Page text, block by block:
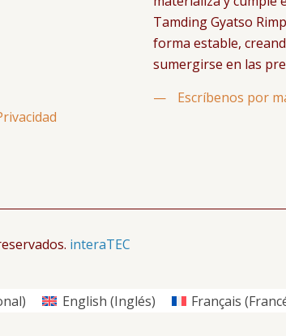
Tamding Gyatso
forma estable,
sumergirse en las
—
Escríbenos por
interaTEC
) English (Inglés) Français (